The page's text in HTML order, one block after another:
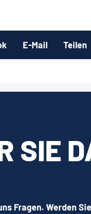
E-Mail Teilen
SIE
Fragen. Werden